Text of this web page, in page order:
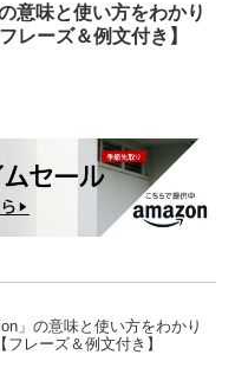
意味と使い方をわかり
レーズ＆例文付き】
」の意味と使い方をわかり
フレーズ＆例文付き】